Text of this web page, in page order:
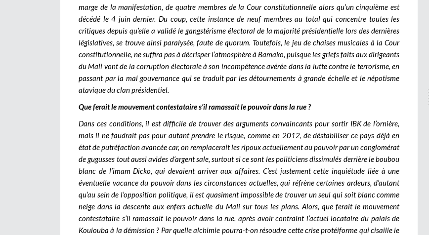
marge de la manifestation, de quatre membres de la Cour constitutionnelle alors qu’un cinquième est
décédé le 4 juin dernier. Du coup, cette instance de neuf membres au total qui concentre toutes les
critiques depuis qu’elle a validé le gangstérisme électoral de la majorité présidentielle lors des dernières
législatives, se trouve ainsi paralysée, faute de quorum. Toutefois, le jeu de chaises musicales à la Cour
constitutionnelle, ne suffira pas à décrisper l’atmosphère à Bamako, puisque les griefs faits aux dirigeants
du Mali vont de la corruption électorale à son incompétence avérée dans la lutte contre le terrorisme, en
passant par la mal gouvernance qui se traduit par les détournements à grande échelle et le népotisme
atavique du clan présidentiel.
Que ferait le mouvement contestataire s’il ramassait le pouvoir dans la rue ?
Dans ces conditions, il est difficile de trouver des arguments convaincants pour sortir IBK de l’ornière,
mais il ne faudrait pas pour autant prendre le risque, comme en 2012, de déstabiliser ce pays déjà en
état de putréfaction avancée car, on remplacerait les ripoux actuellement au pouvoir par un conglomérat
de gugusses tout aussi avides d’argent sale, surtout si ce sont les politiciens dissimulés derrière le boubou
blanc de l’imam Dicko, qui devaient arriver aux affaires. C’est justement cette inquiétude liée à une
éventuelle vacance du pouvoir dans les circonstances actuelles, qui réfrène certaines ardeurs, d’autant
qu’au sein de l’opposition politique, il est quasiment impossible de trouver un seul qui soit blanc comme
neige dans la descente aux enfers actuelle du Mali sur tous les plans. Alors, que ferait le mouvement
contestataire s’il ramassait le pouvoir dans la rue, après avoir contraint l’actuel locataire du palais de
Koulouba à la démission ? Par quelle alchimie pourra-t-on résoudre cette crise protéiforme qui cisaille le